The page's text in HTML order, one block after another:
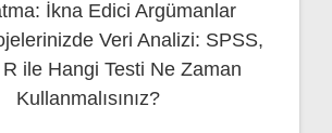
İkna Edici Argümanlar
Veri Analizi: SPSS,
ile Hangi Testi Ne Zaman
Kullanmalısınız?